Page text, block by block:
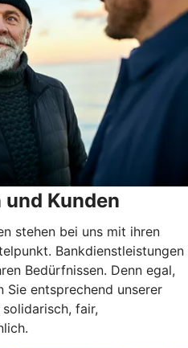
und Kunden
stehen bei uns mit ihren
Bankdienstleistungen
Bedürfnissen. Denn egal,
Sie entsprechend unserer
fair,